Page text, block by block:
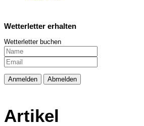
Wetterletter erhalten
Wetterletter buchen
Artikel